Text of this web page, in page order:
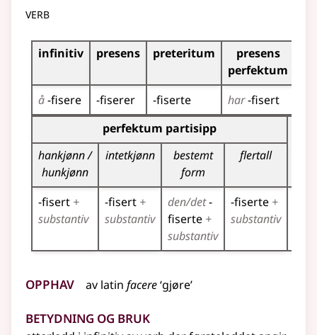
verb
Bøyingstabell for dette verbet
infinitiv presens preteritum
presens
perfektum
å-fisere -fiserer -fiserte har-fisert
Bøyingstabell for dette verbet (partisippformer)
perfektum partisipp
hankjønn /
hunkjønn
intetkjønn
bestemt
form
flertall
-fisert +
substantiv
-fisert +
substantiv
den/det-
fiserte +
substantiv
-fiserte +
substantiv
Opphav av latin facere‘gjøre’
Betydning og bruk